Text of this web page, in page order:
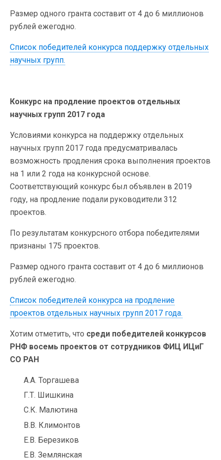
Размер одного гранта составит от 4 до 6 миллионов
рублей ежегодно.
Список победителей конкурса поддержку отдельных
научных групп.
Конкурс на продление проектов отдельных
научных групп 2017 года
Условиями конкурса на поддержку отдельных
научных групп 2017 года предусматривалась
возможность продления срока выполнения проектов
на 1 или 2 года на конкурсной основе.
Соответствующий конкурс был объявлен в 2019
году, на продление подали руководители 312
проектов.
По результатам конкурсного отбора победителями
признаны 175 проектов.
Размер одного гранта составит от 4 до 6 миллионов
рублей ежегодно.
Список победителей конкурса на продление
проектов отдельных научных групп 2017 года.
Хотим отметить, что среди победителей конкурсов
РНФ восемь проектов от сотрудников ФИЦ ИЦиГ
СО РАН
А.А. Торгашева
Г.Т. Шишкина
С.К. Малютина
В.В. Климонтов
Е.В. Березиков
Е.В. Землянская